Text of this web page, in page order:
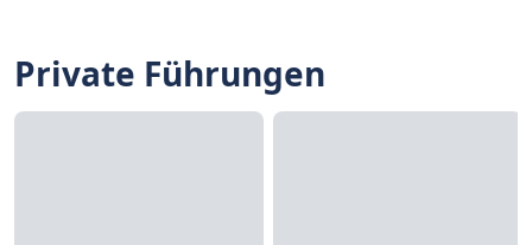
Private Führungen